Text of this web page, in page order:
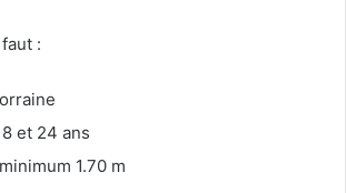
:
et 24 ans
1.70 m